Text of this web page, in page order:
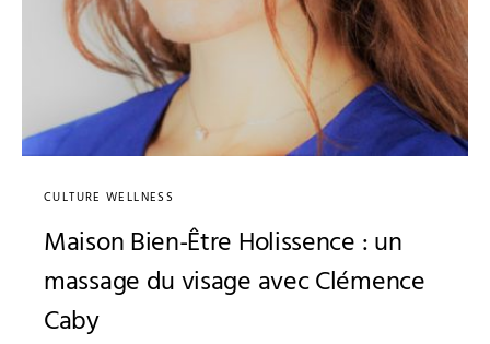
CULTURE WELLNESS
Maison Bien-Être Holissence : un
massage du visage avec Clémence
Caby